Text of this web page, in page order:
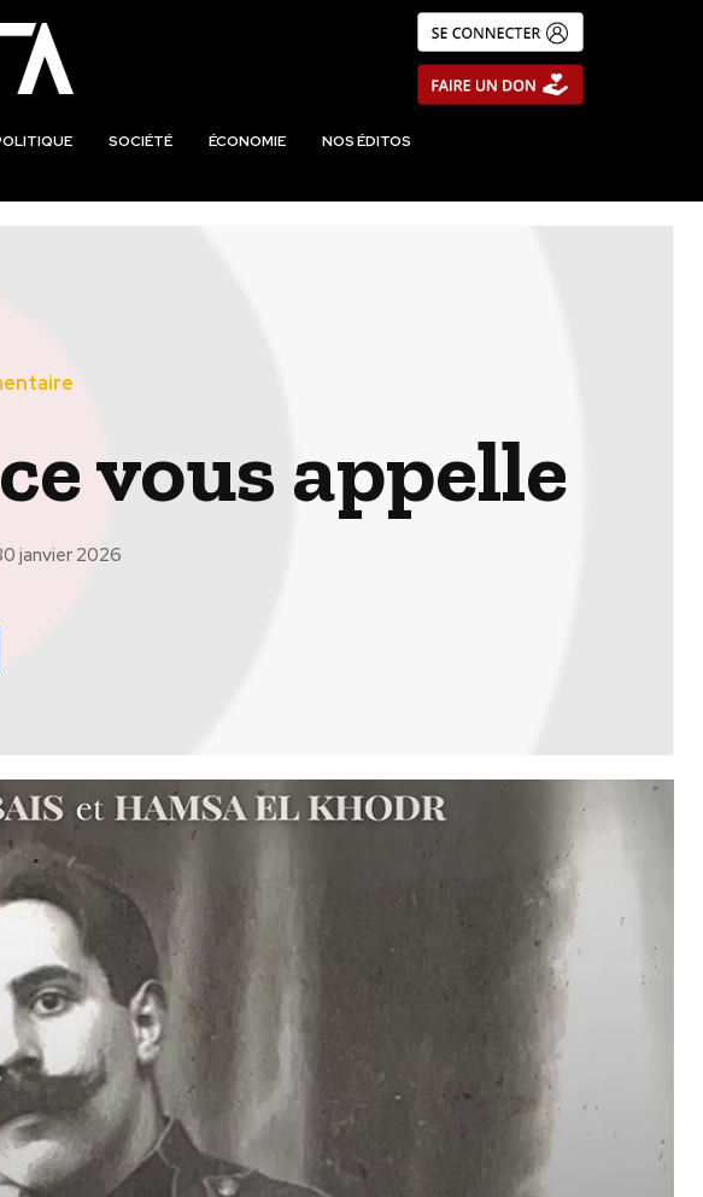
SOCIÉTÉ ÉCONOMIE NOS ÉDITOS
vous appelle
janvier 2026